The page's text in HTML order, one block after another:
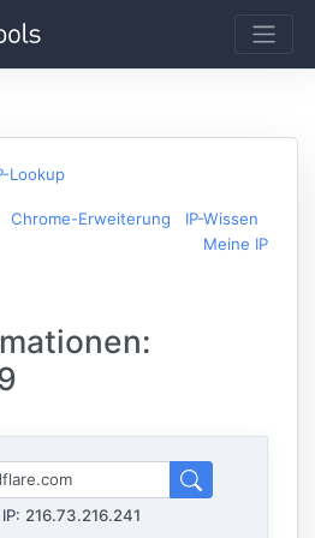
Lookup
Chrome-Erweiterung
IP-Wissen
Meine IP
216.73.216.241